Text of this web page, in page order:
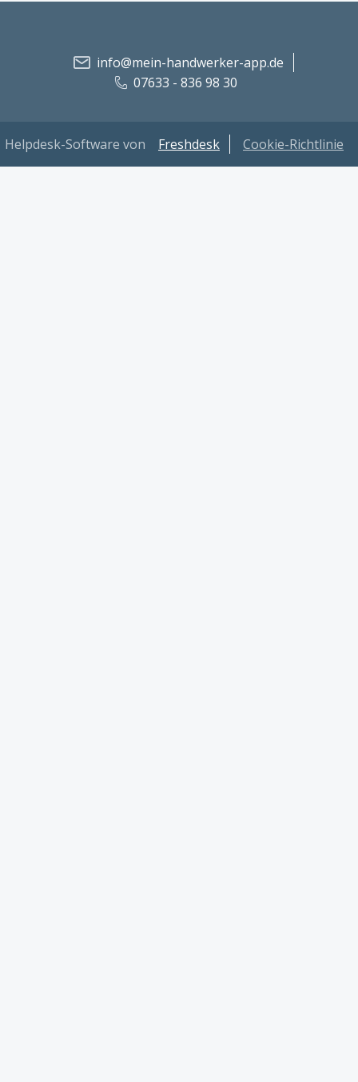
info@mein-handwerker-app.de
07633 - 836 98 30
Helpdesk-Software von Freshdesk Cookie-Richtlinie